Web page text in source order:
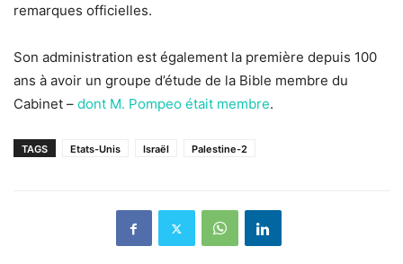
remarques officielles.
Son administration est également la première depuis 100
ans à avoir un groupe d’étude de la Bible membre du
Cabinet – dont M. Pompeo était membre.
TAGS Etats-Unis Israël Palestine-2